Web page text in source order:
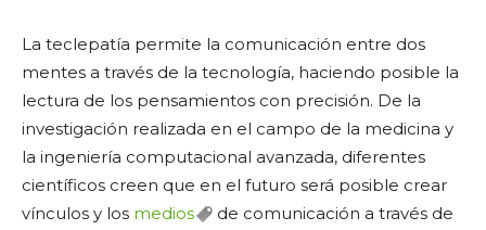
La teclepatía permite la comunicación entre dos
mentes a través de la tecnología, haciendo posible la
lectura de los pensamientos con precisión. De la
investigación realizada en el campo de la medicina y
la ingeniería computacional avanzada, diferentes
científicos creen que en el futuro será posible crear
vínculos y los medios
de comunicación a través de